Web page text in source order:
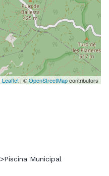
Leaflet | ©OpenStreetMapcontributors
>Piscina Municipal